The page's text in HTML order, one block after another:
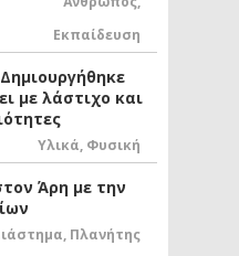
Εκπαίδευση
με λάστιχο και
Υλικά, Φυσική
Άρη με την
, Πλανήτης